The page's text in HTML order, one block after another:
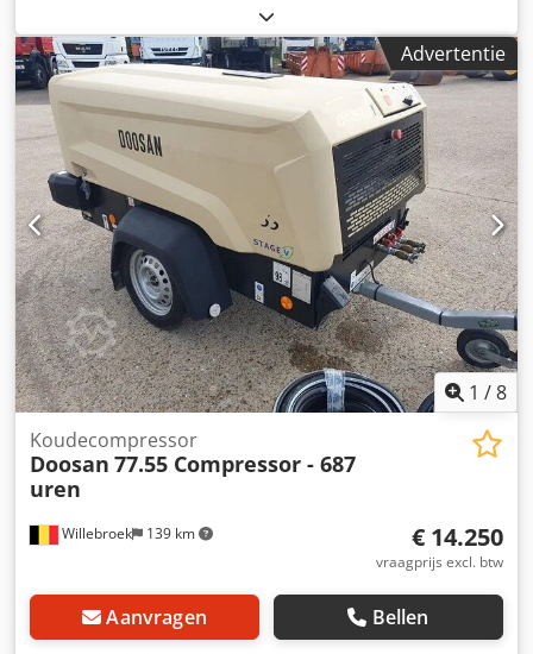
, Doosan 77.55 Compressor –
3000 tpm – 8,6 bar – 35,5 kW – Gewicht 750 kg – 509
bedrijfsuren = Verdere informatie = Dcjdpfx Asyrigvjfkjk
Bouwjaar: 2022 Toepassing: Bouw Neem contact op met
Miguel Cubas voor meer informatie. = Bedrijfsinformatie =
Wij zijn gevestigd tussen Antwerpen en Brussel langs de
A12, nabij de haven van Antwerpen. Openingstijden:
maandag tot en met vrijdag doorlopend van 8.30 tot 19.00
uur.
Advertentie
1 /8
Willebroek 139 km
Koudecompressor
Doosan 77.55 Compressor - 687
uren
€ 14.250
vraagprijs excl. btw
Aanvragen Bellen